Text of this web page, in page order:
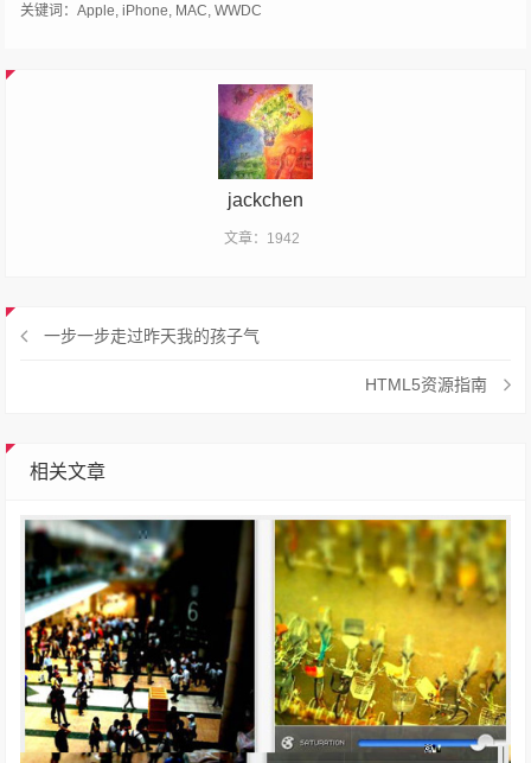
关键词：Apple ,iPhone MAC ,WWDC
jackchen
文章：1942
一步一步走过昨天我的孩子气
HTML5资源指南
相关文章